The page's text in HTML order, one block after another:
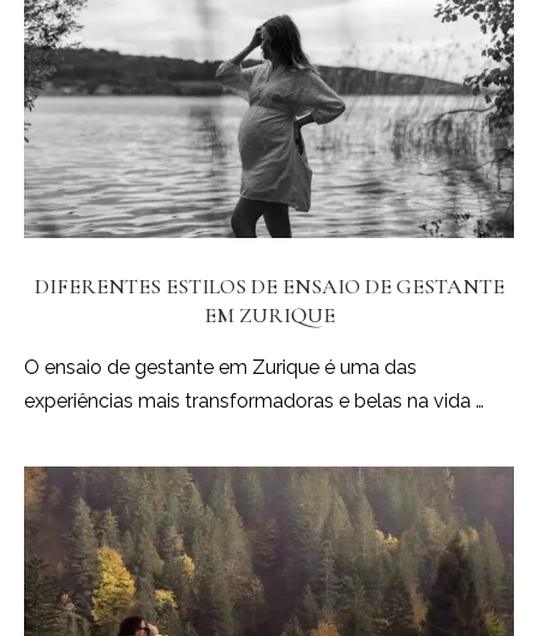
DIFERENTES ESTILOS DE ENSAIO DE GESTANTE
EM ZURIQUE
O ensaio de gestante em Zurique é uma das
experiências mais transformadoras e belas na vida …